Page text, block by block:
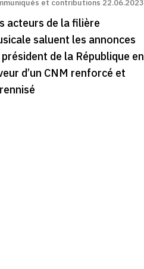
et contributions 22.06.2023
acteurs de la filière
saluent les annonces
président de la République en
d’un CNM renforcé et